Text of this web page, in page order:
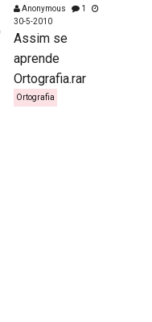
Anonymous
1
30-5-2010
Assim se
aprende
Ortografia.rar
Ortografia